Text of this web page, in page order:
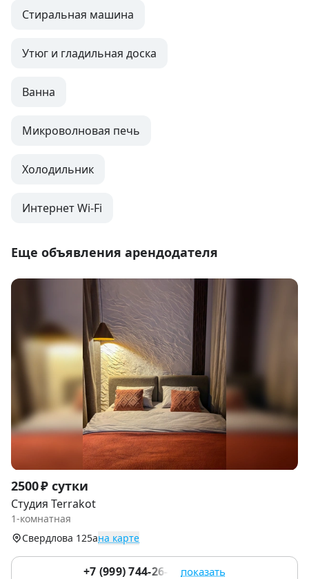
Стиральная машина
Утюг и гладильная доска
Ванна
Микроволновая печь
Холодильник
Интернет Wi-Fi
Еще объявления арендодателя
Item
1
of
9
2500 ₽ сутки
Студия Terrakot
1-комнатная
Свердлова 125ана карте
+7 (999) 744-26-86 показать